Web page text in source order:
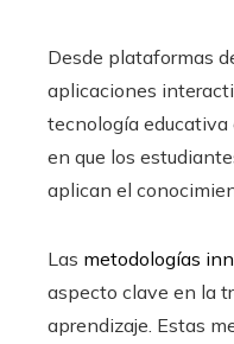
Desde plataformas
aplicaciones
tecnología
en que los
aplican el
Las metodologías
aspecto clave en la
aprendizaje. Estas